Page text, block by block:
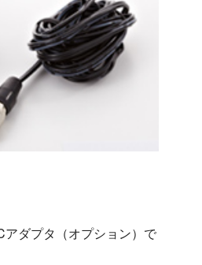
ダプタ（オプション）で